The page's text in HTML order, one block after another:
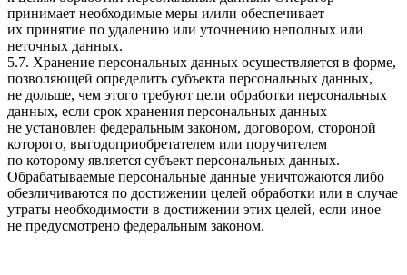
принимает необходимые меры и/или обеспечивает
их принятие по удалению или уточнению неполных или
неточных данных.
5.7. Хранение персональных данных осуществляется в форме,
позволяющей определить субъекта персональных данных,
не дольше, чем этого требуют цели обработки персональных
данных, если срок хранения персональных данных
не установлен федеральным законом, договором, стороной
которого, выгодоприобретателем или поручителем
по которому является субъект персональных данных.
Обрабатываемые персональные данные уничтожаются либо
обезличиваются по достижении целей обработки или в случае
утраты необходимости в достижении этих целей, если иное
не предусмотрено федеральным законом.